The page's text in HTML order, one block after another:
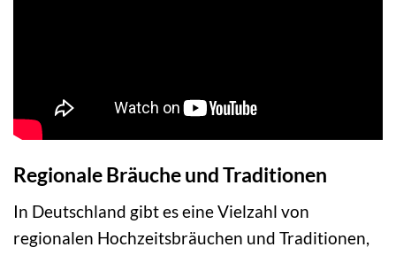
Regionale Bräuche und Traditionen
In Deutschland gibt es eine Vielzahl von
regionalen Hochzeitsbräuchen und Traditionen,